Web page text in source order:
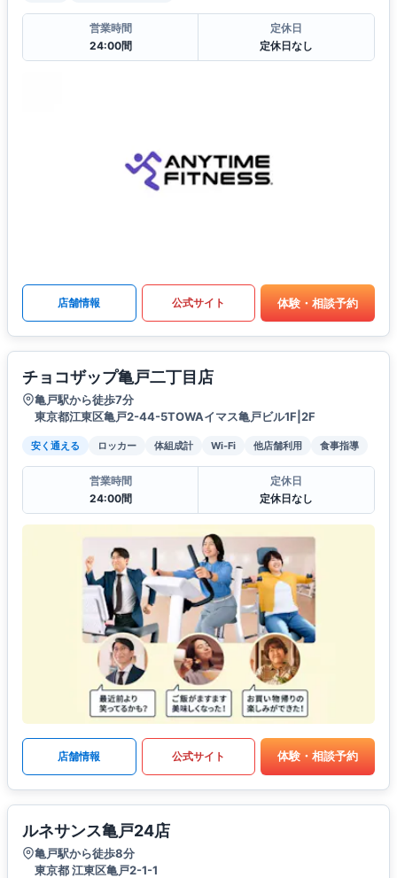
営業時間
24:00間
定休日
定休日なし
店舗情報 公式サイト 体験・相談予約
チョコザップ亀戸二丁目店
亀戸駅から徒歩7分
東京都江東区亀戸2-44-5TOWAイマス亀戸ビル1F|2F
安く通える ロッカー 体組成計 Wi-Fi 他店舗利用 食事指導
営業時間
24:00間
定休日
定休日なし
店舗情報 公式サイト 体験・相談予約
ルネサンス亀戸24店
亀戸駅から徒歩8分
東京都 江東区亀戸2-1-1